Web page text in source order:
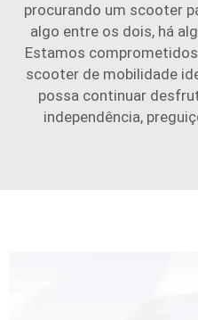
procurando um scooter
algo entre os dois, há
Estamos
scooter de mobilidade
possa continuar
independência,